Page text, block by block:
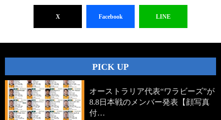
X Facebook LINE
PICK UP
オーストラリア代表“ワラビーズ”が
8.8日本戦のメンバー発表【顔写真
付…